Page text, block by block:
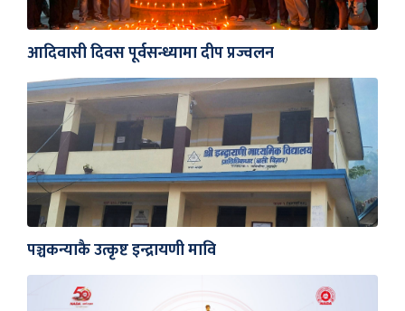
आदिवासी दिवस पूर्वसन्ध्यामा दीप प्रज्वलन
पञ्चकन्याकै उत्कृष्ट इन्द्रायणी मावि